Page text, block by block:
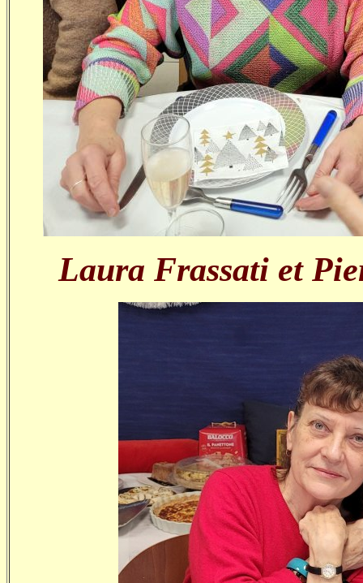
Laura Frassati et